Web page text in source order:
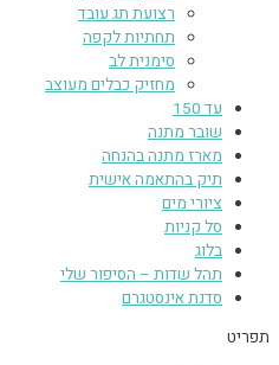
רצועת תג עובד
תחתיות לקפה
סימנית לב
מחזיק כבלים מעוצב
עד 150
שובר מתנה
מארז מתנה בהנחה
תיק בהתאמה אישית
ציורי מים
סל קניות
בלוג
תהל שדות – הסיפור שלי
סדנת אינסטגרם
תפריט